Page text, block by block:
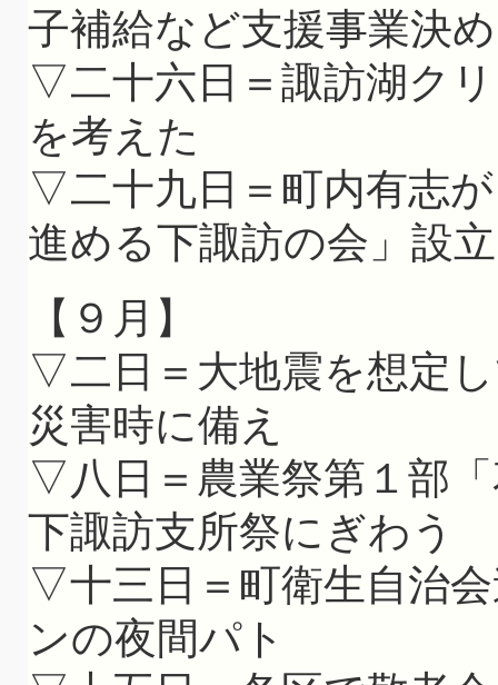
子補給など支援事業決
▽二十六日＝諏訪湖ク
を考えた
▽二十九日＝町内有志
進める下諏訪の会」設立
【９月】
▽二日＝大地震を想定
災害時に備え
▽八日＝農業祭第１部
下諏訪支所祭にぎわう
▽十三日＝町衛生自治
ンの夜間パト